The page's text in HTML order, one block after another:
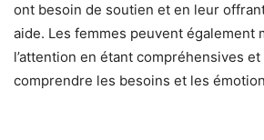
ont besoin de soutien et en leur
aide. Les femmes peuvent également
l’attention en étant compréhensives
comprendre les besoins et les